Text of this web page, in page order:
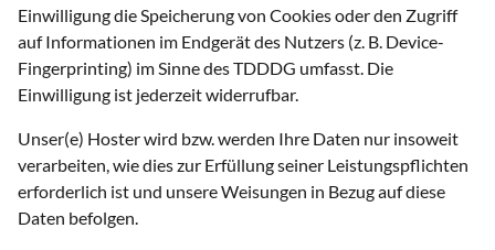
Einwilligung die Speicherung von Cookies oder den Zugriff
auf Informationen im Endgerät des Nutzers (z. B. Device-
Fingerprinting) im Sinne des TDDDG umfasst. Die
Einwilligung ist jederzeit widerrufbar.
Unser(e) Hoster wird bzw. werden Ihre Daten nur insoweit
verarbeiten, wie dies zur Erfüllung seiner Leistungspflichten
erforderlich ist und unsere Weisungen in Bezug auf diese
Daten befolgen.